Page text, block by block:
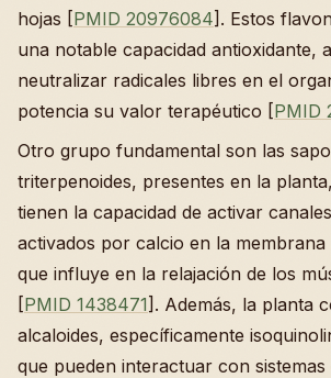
hojas [PMID 20976084]. Estos
una notable capacidad antioxidante,
neutralizar radicales libres en el
potencia su valor terapéutico [PMID
Otro grupo fundamental son las
triterpenoides, presentes en la
tienen la capacidad de activar
activados por calcio en la membrana
que influye en la relajación de los
[PMID 1438471]. Además, la planta
alcaloides, específicamente
que pueden interactuar con sistemas